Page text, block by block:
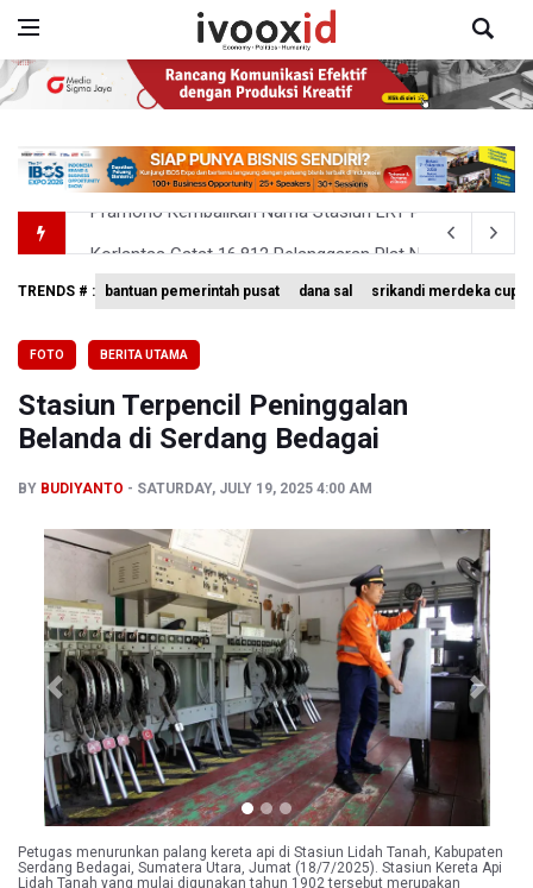
Korlantas Catat 16.812 Pelanggaran Plat Nomor
Menko Polkam Imbau Tidak Bertindak Anarkis jika Ingin
Pemerintah Siapkan Stimulus Hadapi Dampak El Nino
Pramono Kembalikan Nama Stasiun LRT Pegangsaan 2
TRENDS # : bantuan pemerintah pusat dana sal srikandi merdeka cup
FOTO BERITA UTAMA
Stasiun Terpencil Peninggalan
Belanda di Serdang Bedagai
BY BUDIYANTO SATURDAY, JULY 19, 2025 4:00 AM
Previous Next
Petugas menurunkan palang kereta api di Stasiun Lidah Tanah, Kabupaten
Serdang Bedagai, Sumatera Utara, Jumat (18/7/2025). Stasiun Kereta Api
Lidah Tanah yang mulai digunakan tahun 1902 tersebut merupakan